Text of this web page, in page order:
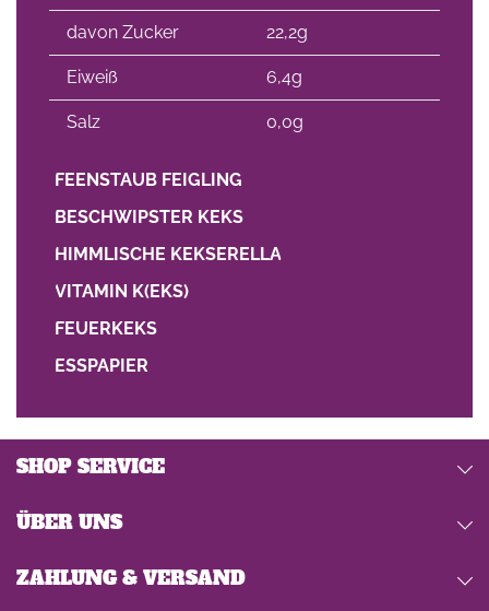
davon Zucker 22,2g
Eiweiß 6,4g
Salz 0,0g
FEENSTAUB FEIGLING
BESCHWIPSTER KEKS
HIMMLISCHE KEKSERELLA
VITAMIN K(EKS)
FEUERKEKS
ESSPAPIER
SHOP SERVICE
ÜBER UNS
ZAHLUNG & VERSAND